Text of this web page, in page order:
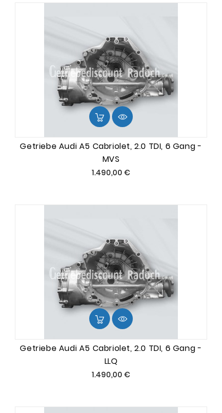
Getriebe Audi A5 Cabriolet, 2.0 TDI, 6 Gang -
MVS
1.490,00 €
Getriebe Audi A5 Cabriolet, 2.0 TDI, 6 Gang -
LLQ
1.490,00 €